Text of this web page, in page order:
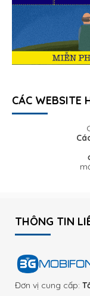
CÁC WEBSITE
THÔNG TIN
Đơn vị cung cấp: